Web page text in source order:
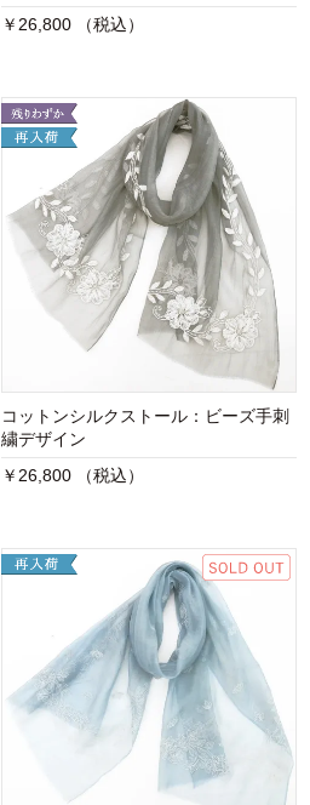
￥26,800 （税込）
コットンシルクストール：ビーズ手刺
繍デザイン
￥26,800 （税込）